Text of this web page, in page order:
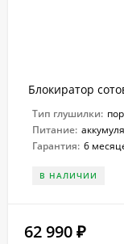
Блокиратор
Тип глушилки:
Питание:
Гарантия: 6
В НАЛИЧИИ
62 990 ₽